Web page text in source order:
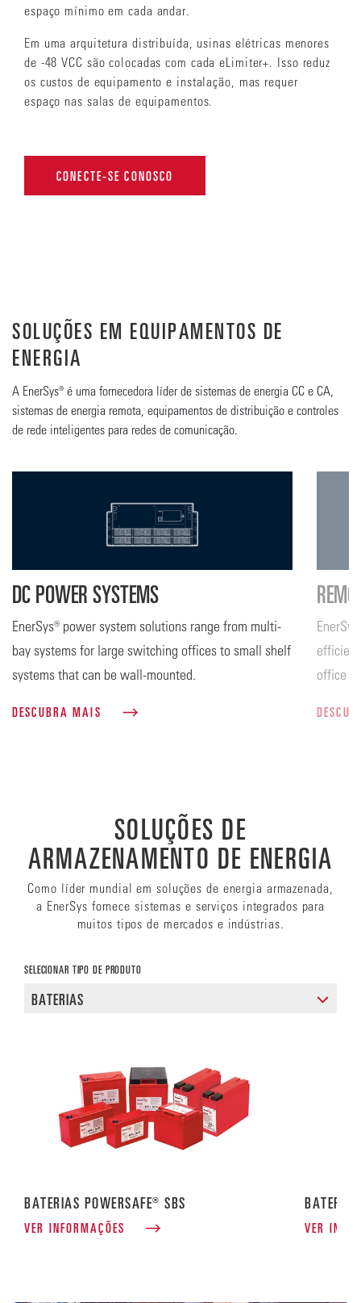
espaço mínimo em cada andar.
Em uma arquitetura distribuída, usinas elétricas menores
de -48 VCC são colocadas com cada eLimiter+. Isso reduz
os custos de equipamento e instalação, mas requer
espaço nas salas de equipamentos.
CONECTE-SE CONOSCO
SOLUÇÕES EM EQUIPAMENTOS DE
ENERGIA
A EnerSys® é uma fornecedora líder de sistemas de energia CC e CA,
sistemas de energia remota, equipamentos de distribuição e controles
de rede inteligentes para redes de comunicação.
DC POWER SYSTEMS
EnerSys® power system solutions range from multi-
bay systems for large switching offices to small shelf
systems that can be wall-mounted.
DESCUBRA MAIS
office
SOLUÇÕES DE
ARMAZENAMENTO DE ENERGIA
Como líder mundial em soluções de energia armazenada,
a EnerSys fornece sistemas e serviços integrados para
muitos tipos de mercados e indústrias.
SELECIONAR TIPO DE PRODUTO
BATERIAS POWERSAFE® SBS
VER INFORMAÇÕES VER